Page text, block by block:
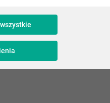
(1/2 etatu)